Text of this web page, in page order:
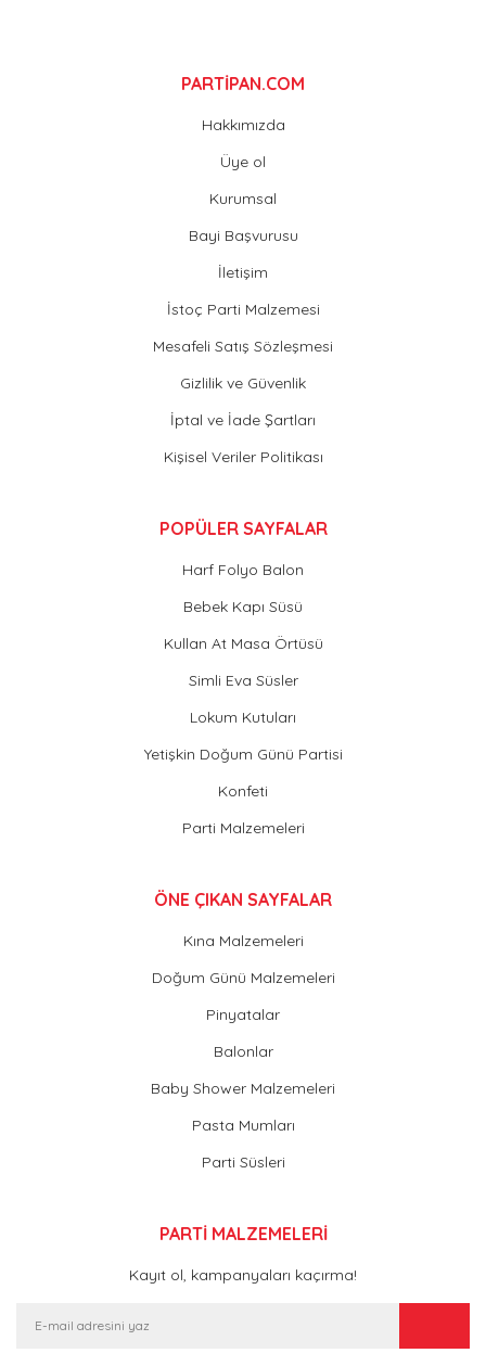
PARTİPAN.COM
Hakkımızda
Üye ol
Kurumsal
Bayi Başvurusu
İletişim
İstoç Parti Malzemesi
Mesafeli Satış Sözleşmesi
Gizlilik ve Güvenlik
İptal ve İade Şartları
Kişisel Veriler Politikası
POPÜLER SAYFALAR
Harf Folyo Balon
Bebek Kapı Süsü
Kullan At Masa Örtüsü
Simli Eva Süsler
Lokum Kutuları
Yetişkin Doğum Günü Partisi
Konfeti
Parti Malzemeleri
ÖNE ÇIKAN SAYFALAR
Kına Malzemeleri
Doğum Günü Malzemeleri
Pinyatalar
Balonlar
Baby Shower Malzemeleri
Pasta Mumları
Parti Süsleri
PARTİ MALZEMELERİ
Kayıt ol, kampanyaları kaçırma!